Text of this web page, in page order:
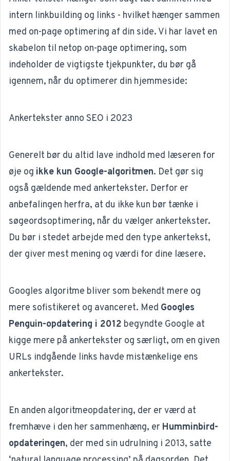
intern linkbuilding og links - hvilket hænger sammen
med on-page optimering af din side. Vi har lavet en
skabelon til netop on-page optimering, som
indeholder de vigtigste tjekpunkter, du bør gå
igennem, når du optimerer din hjemmeside:
Ankertekster anno SEO i 2023
Generelt bør du altid lave indhold med læseren for
øje og ikke kun Google-algoritmen. Det gør sig
også gældende med ankertekster. Derfor er
anbefalingen herfra, at du ikke kun bør tænke i
søgeordsoptimering, når du vælger ankertekster.
Du bør i stedet arbejde med den type ankertekst,
der giver mest mening og værdi for dine læsere.
Googles algoritme bliver som bekendt mere og
mere sofistikeret og avanceret. Med Googles
Penguin-opdatering i 2012 begyndte Google at
kigge mere på ankertekster og særligt, om en given
URLs indgående links havde mistænkelige ens
ankertekster.
En anden algoritmeopdatering, der er værd at
fremhæve i den her sammenhæng, er Humminbird-
opdateringen, der med sin udrulning i 2013, satte